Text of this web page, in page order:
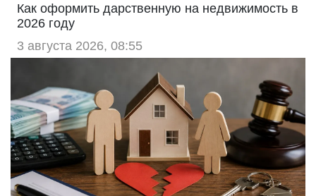
Как оформить дарственную на недвижимость в
2026 году
3 августа 2026, 08:55